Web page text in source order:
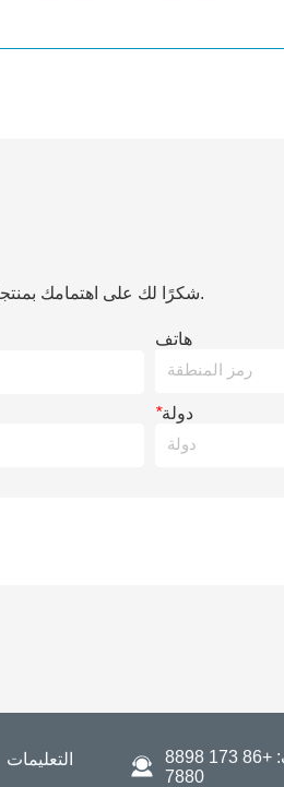
شكرًا لك على اهتمامك بمنتجاتنا، وسنرد عليك بالتفصيل في أسرع وقت ممكن.
هاتف
*دولة
التعليمات
هاتف: +86 173 8898
7880